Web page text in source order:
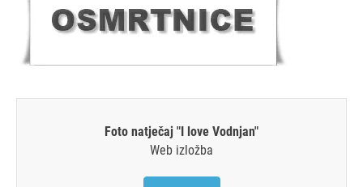
Foto natječaj "I love Vodnjan"
Web izložba